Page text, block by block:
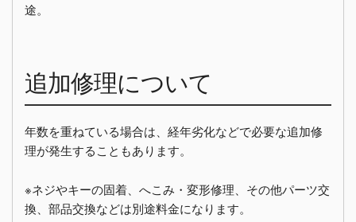
途。
追加修理について
年数を重ねている場合は、経年劣化などで必要な追加修
理が発生することもあります。
※ネジやキーの固着、へこみ・変形修理、その他パーツ交
換、部品交換などは別途料金になります。